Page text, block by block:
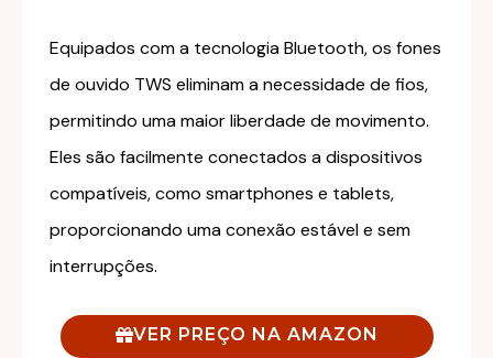
Equipados com a tecnologia Bluetooth, os fones
de ouvido TWS eliminam a necessidade de fios,
permitindo uma maior liberdade de movimento.
Eles são facilmente conectados a dispositivos
compatíveis, como smartphones e tablets,
proporcionando uma conexão estável e sem
interrupções.
VER PREÇO NA AMAZON